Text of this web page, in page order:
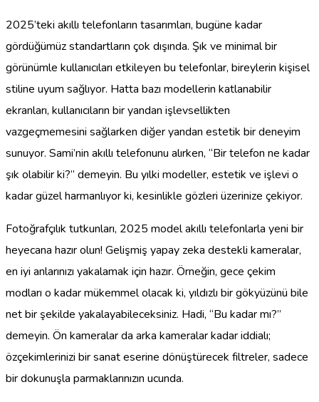
2025’teki akıllı telefonların tasarımları, bugüne kadar
gördüğümüz standartların çok dışında. Şık ve minimal bir
görünümle kullanıcıları etkileyen bu telefonlar, bireylerin kişisel
stiline uyum sağlıyor. Hatta bazı modellerin katlanabilir
ekranları, kullanıcıların bir yandan işlevsellikten
vazgeçmemesini sağlarken diğer yandan estetik bir deneyim
sunuyor. Sami’nin akıllı telefonunu alırken, “Bir telefon ne kadar
şık olabilir ki?” demeyin. Bu yılki modeller, estetik ve işlevi o
kadar güzel harmanlıyor ki, kesinlikle gözleri üzerinize çekiyor.
Fotoğrafçılık tutkunları, 2025 model akıllı telefonlarla yeni bir
heyecana hazır olun! Gelişmiş yapay zeka destekli kameralar,
en iyi anlarınızı yakalamak için hazır. Örneğin, gece çekim
modları o kadar mükemmel olacak ki, yıldızlı bir gökyüzünü bile
net bir şekilde yakalayabileceksiniz. Hadi, “Bu kadar mı?”
demeyin. Ön kameralar da arka kameralar kadar iddialı;
özçekimlerinizi bir sanat eserine dönüştürecek filtreler, sadece
bir dokunuşla parmaklarınızın ucunda.